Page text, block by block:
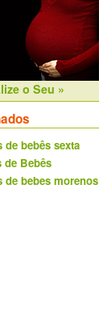
o Seu »
de bebês sexta
de Bebês
de bebes morenos